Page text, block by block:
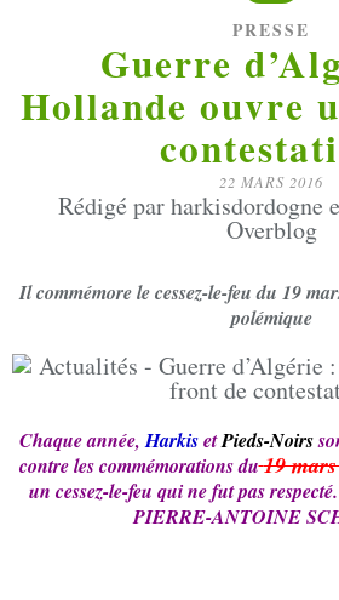
PRESSE
Guerre
Hollande ouvre
22 MARS 2016
Rédigé par harkisdordogne
Overblog
Il commémore le cessez-le-feu du 19
polémique
Chaque année,HarkisetPieds-Noirs
contre les commémorations du19
un cessez-le-feu qui ne fut pas
PIERRE-ANTOINE